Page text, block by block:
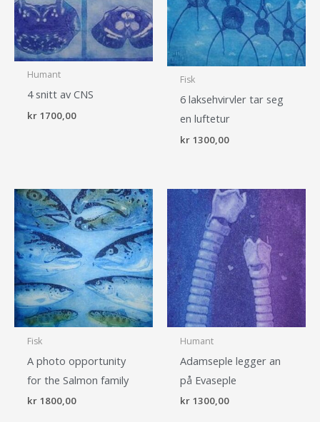
Humant
4 snitt av CNS
kr1700,00
Fisk
6 laksehvirvler tar seg
en luftetur
kr1300,00
Fisk
A photo opportunity
for the Salmon family
kr1800,00
Humant
Adamseple legger an
på Evaseple
kr1300,00